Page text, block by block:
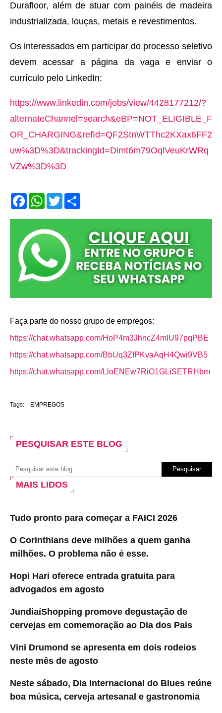
Durafloor, além de atuar com painéis de madeira
industrializada, louças, metais e revestimentos.
Os interessados em participar do processo seletivo
devem acessar a página da vaga e enviar o
currículo pelo LinkedIn:
https://www.linkedin.com/jobs/view/4428177212/?
alternateChannel=search&eBP=NOT_ELIGIBLE_F
OR_CHARGING&refId=QF2StnWTThc2KXax6FF2
uw%3D%3D&trackingId=Dimt6m79OqlVeuKrWRq
VZw%3D%3D
F
a
e
o
o
W
h
t
s
A
T
w
t
e
r
r
Faça parte do nosso grupo de empregos:
https://chat.whatsapp.com/HoP4m3JhncZ4mIU97pqPBE
https://chat.whatsapp.com/BbUq3ZfPKvaAqH4Qwi9VB5
https://chat.whatsapp.com/LloENEw7RiO1GLiSETRHbm
Tags: EMPREGOS
PESQUISAR ESTE BLOG
MAIS LIDOS
Tudo pronto para começar a FAICI 2026
O Corinthians deve milhões a quem ganha
milhões. O problema não é esse.
Hopi Hari oferece entrada gratuita para
advogados em agosto
JundiaíShopping promove degustação de
cervejas em comemoração ao Dia dos Pais
Vini Drumond se apresenta em dois rodeios
neste mês de agosto
Neste sábado, Dia Internacional do Blues reúne
boa música, cerveja artesanal e gastronomia